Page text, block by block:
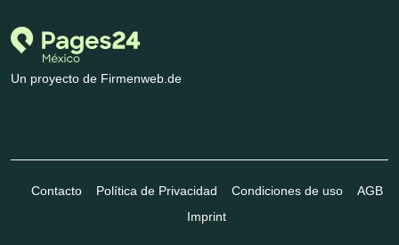
Un proyecto de Firmenweb.de
Contacto Política de Privacidad Condiciones de uso
AGB
Imprint